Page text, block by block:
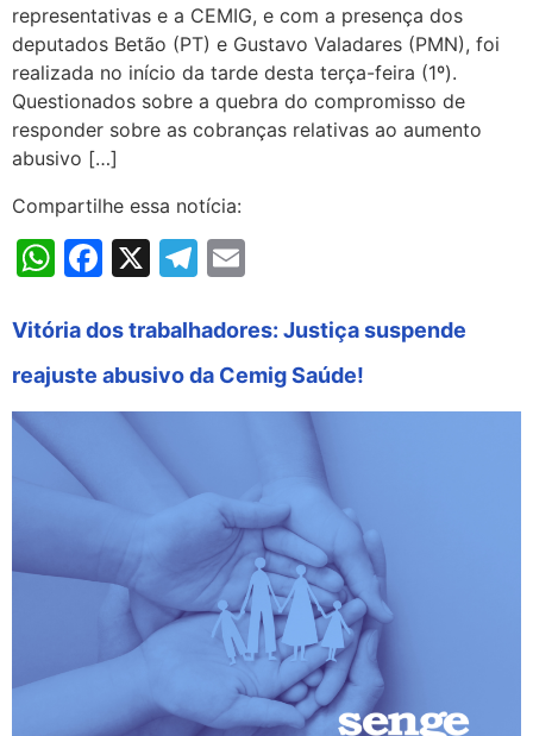
representativas e a CEMIG, e com a presença dos
deputados Betão (PT) e Gustavo Valadares (PMN), foi
realizada no início da tarde desta terça-feira (1º).
Questionados sobre a quebra do compromisso de
responder sobre as cobranças relativas ao aumento
abusivo […]
Compartilhe essa notícia:
WhatsApp
Facebook
X Telegram
Vitória dos trabalhadores: Justiça suspende
reajuste abusivo da Cemig Saúde!